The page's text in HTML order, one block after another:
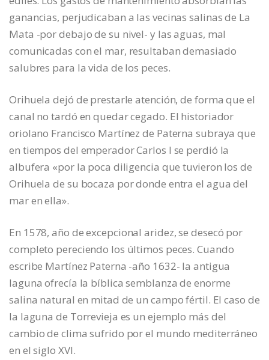
ganancias, perjudicaban a las vecinas salinas de La
Mata -por debajo de su nivel- y las aguas, mal
comunicadas con el mar, resultaban demasiado
salubres para la vida de los peces.
Orihuela dejó de prestarle atención, de forma que el
canal no tardó en quedar cegado. El historiador
oriolano Francisco Martínez de Paterna subraya que
en tiempos del emperador Carlos I se perdió la
albufera «por la poca diligencia que tuvieron los de
Orihuela de su bocaza por donde entra el agua del
mar en ella».
En 1578, año de excepcional aridez, se desecó por
completo pereciendo los últimos peces. Cuando
escribe Martínez Paterna -año 1632- la antigua
laguna ofrecía la bíblica semblanza de enorme
salina natural en mitad de un campo fértil. El caso de
la laguna de Torrevieja es un ejemplo más del
cambio de clima sufrido por el mundo mediterráneo
en el siglo XVI.